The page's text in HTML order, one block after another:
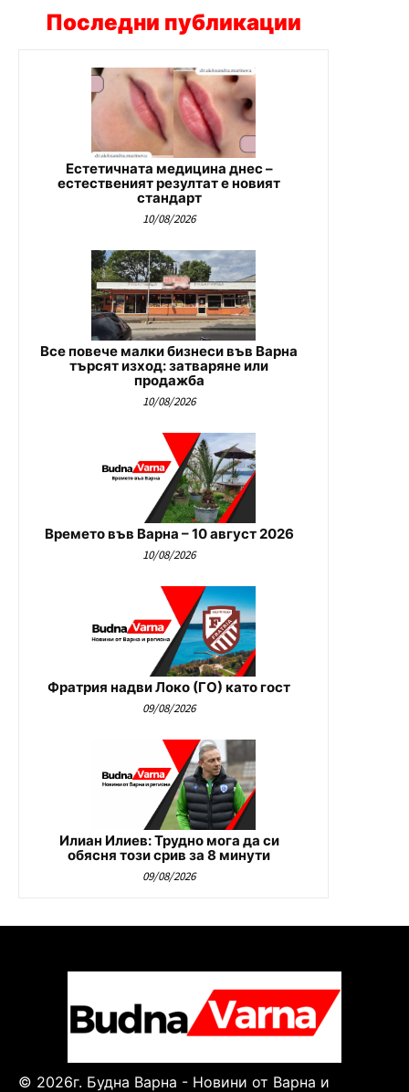
Последни публикации
Естетичната медицина днес –
естественият резултат е новият
стандарт
10/08/2026
Все повече малки бизнеси във Варна
търсят изход: затваряне или
продажба
10/08/2026
Времето във Варна – 10 август 2026
10/08/2026
Фратрия надви Локо (ГО) като гост
09/08/2026
Илиан Илиев: Трудно мога да си
обясня този срив за 8 минути
09/08/2026
© 2026г. Будна Варна - Новини от Варна и